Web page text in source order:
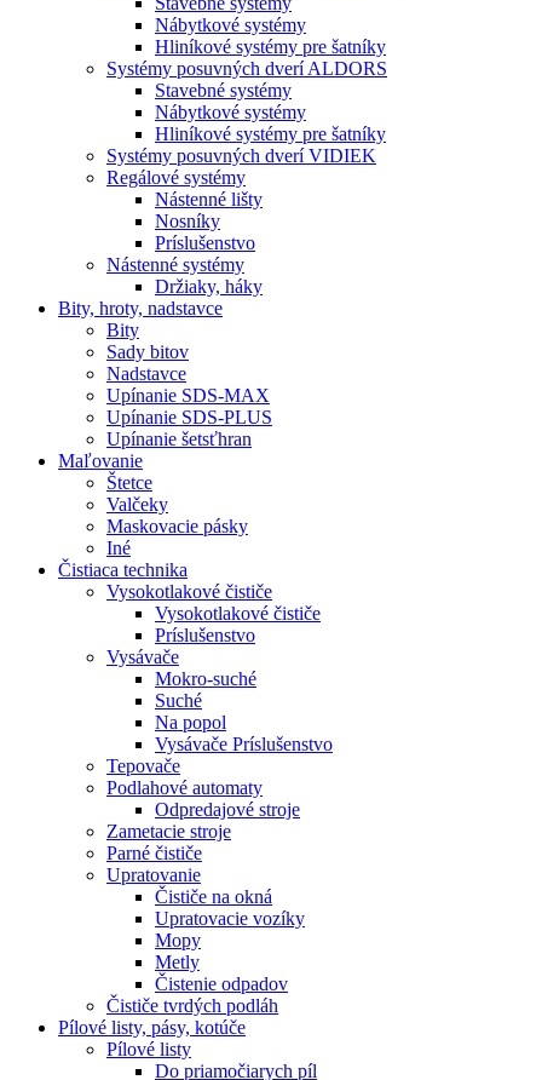
Nábytkové systémy
Hliníkové systémy pre šatníky
Systémy posuvných dverí ALDORS
Stavebné systémy
Nábytkové systémy
Hliníkové systémy pre šatníky
Systémy posuvných dverí VIDIEK
Regálové systémy
Nástenné lišty
Nosníky
Príslušenstvo
Nástenné systémy
Držiaky, háky
Bity, hroty, nadstavce
Bity
Sady bitov
Nadstavce
Upínanie SDS-MAX
Upínanie SDS-PLUS
Upínanie šetsťhran
Maľovanie
Štetce
Valčeky
Maskovacie pásky
Iné
Čistiaca technika
Vysokotlakové čističe
Vysokotlakové čističe
Príslušenstvo
Vysávače
Mokro-suché
Suché
Na popol
Vysávače Príslušenstvo
Tepovače
Podlahové automaty
Odpredajové stroje
Zametacie stroje
Parné čističe
Upratovanie
Čističe na okná
Upratovacie vozíky
Mopy
Metly
Čistenie odpadov
Čističe tvrdých podláh
Pílové listy, pásy, kotúče
Pílové listy
Do priamočiarych píl